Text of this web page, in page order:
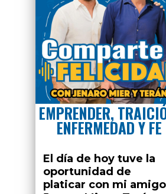
EMPRENDER,
ENFERMEDAD Y FE
El día de hoy tuve la
oportunidad de
platicar con mi amigo
¡Suscribete